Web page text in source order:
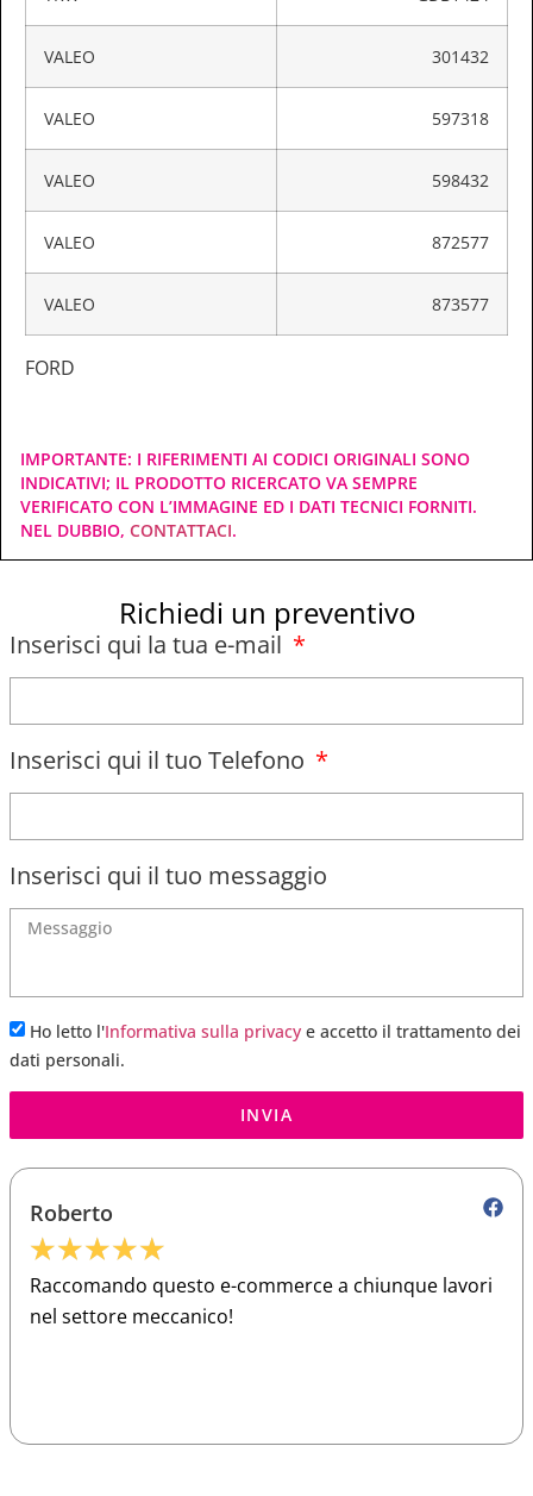
VALEO 301432
VALEO 597318
VALEO 598432
VALEO 872577
VALEO 873577
FORD
IMPORTANTE: I RIFERIMENTI AI CODICI ORIGINALI SONO
INDICATIVI; IL PRODOTTO RICERCATO VA SEMPRE
VERIFICATO CON L’IMMAGINE ED I DATI TECNICI FORNITI.
NEL DUBBIO, CONTATTACI.
Richiedi un preventivo
Inserisci qui la tua e-mail
Inserisci qui il tuo Telefono
Inserisci qui il tuo messaggio
Ho letto l'Informativa sulla privacy e accetto il trattamento dei
dati personali.
INVIA
Roberto
★★★★★
Raccomando questo e-commerce a chiunque lavori
nel settore meccanico!